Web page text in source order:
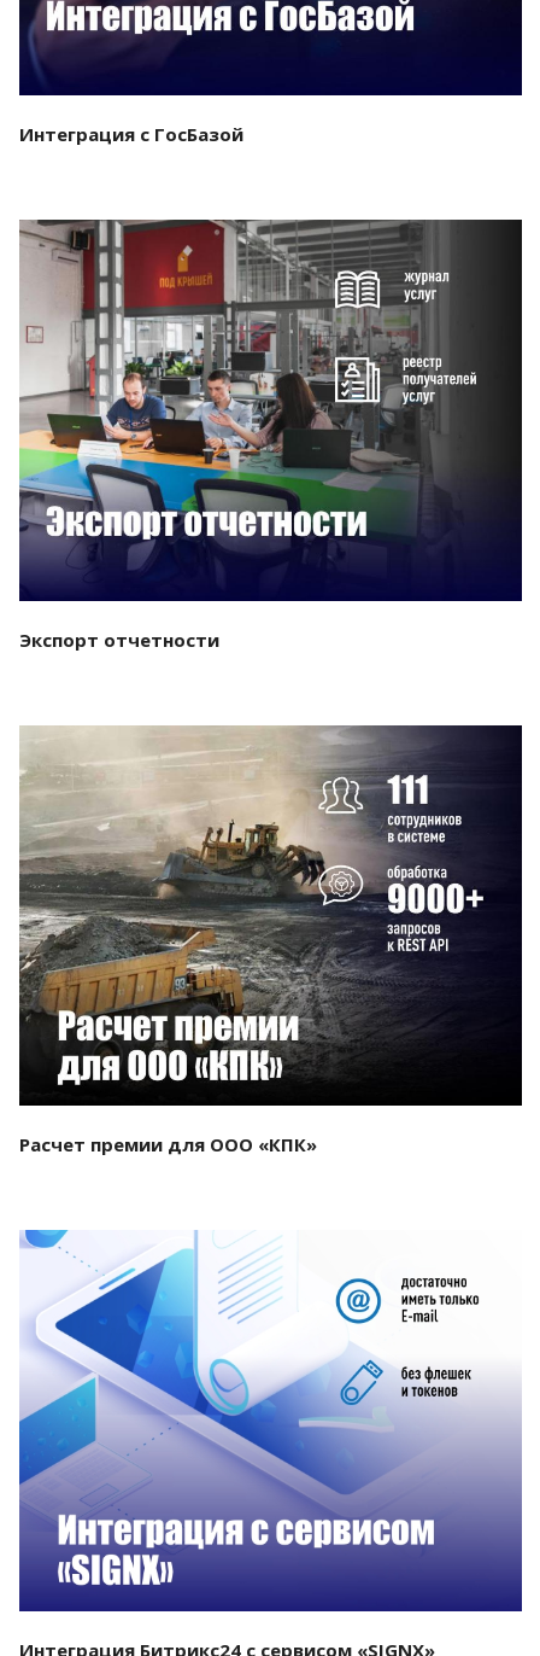
Интеграция с ГосБазой
Смотреть проект
Экспорт отчетности
Смотреть проект
Расчет премии для ООО «КПК»
Смотреть проект
Интеграция Битрикс24 с сервисом «SIGNX»